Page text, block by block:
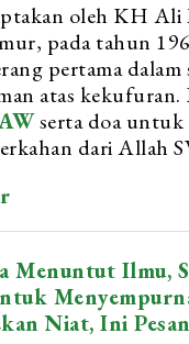
oleh KH Ali
pada tahun
pertama
atas
serta doa untuk
dari Allah
Menuntut Ilmu,
Niat, Ini